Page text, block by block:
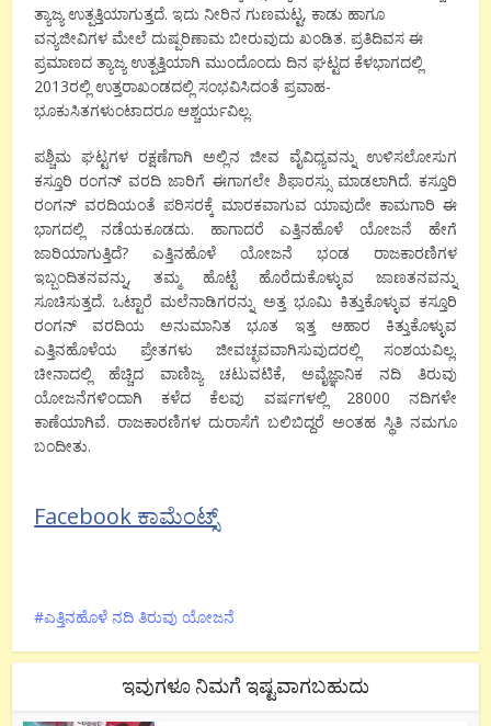
ತ್ಯಾಜ್ಯ ಉತ್ಪತ್ತಿಯಾಗುತ್ತದೆ. ಇದು ನೀರಿನ ಗುಣಮಟ್ಟ, ಕಾಡು ಹಾಗೂ
ವನ್ಯಜೀವಿಗಳ ಮೇಲೆ ದುಷ್ಪರಿಣಾಮ ಬೀರುವುದು ಖಂಡಿತ. ಪ್ರತಿದಿವಸ ಈ
ಪ್ರಮಾಣದ ತ್ಯಾಜ್ಯ ಉತ್ಪತ್ತಿಯಾಗಿ ಮುಂದೊಂದು ದಿನ ಘಟ್ಟದ ಕೆಳಭಾಗದಲ್ಲಿ
2013ರಲ್ಲಿ ಉತ್ತರಾಖಂಡದಲ್ಲಿ ಸಂಭವಿಸಿದಂತೆ ಪ್ರವಾಹ-
ಭೂಕುಸಿತಗಳುಂಟಾದರೂ ಆಶ್ಚರ್ಯವಿಲ್ಲ.
ಪಶ್ಚಿಮ ಘಟ್ಟಗಳ ರಕ್ಷಣೆಗಾಗಿ ಅಲ್ಲಿನ ಜೀವ ವೈವಿಧ್ಯವನ್ನು ಉಳಿಸಲೋಸುಗ
ಕಸ್ತೂರಿ ರಂಗನ್ ವರದಿ ಜಾರಿಗೆ ಈಗಾಗಲೇ ಶಿಫಾರಸ್ಸು ಮಾಡಲಾಗಿದೆ. ಕಸ್ತೂರಿ
ರಂಗನ್ ವರದಿಯಂತೆ ಪರಿಸರಕ್ಕೆ ಮಾರಕವಾಗುವ ಯಾವುದೇ ಕಾಮಗಾರಿ ಈ
ಭಾಗದಲ್ಲಿ ನಡೆಯಕೂಡದು. ಹಾಗಾದರೆ ಎತ್ತಿನಹೊಳೆ ಯೋಜನೆ ಹೇಗೆ
ಜಾರಿಯಾಗುತ್ತಿದೆ? ಎತ್ತಿನಹೊಳೆ ಯೋಜನೆ ಭಂಡ ರಾಜಕಾರಣಿಗಳ
ಇಬ್ಬಂದಿತನವನ್ನು, ತಮ್ಮ ಹೊಟ್ಟೆ ಹೊರೆದುಕೊಳ್ಳುವ ಜಾಣತನವನ್ನು
ಸೂಚಿಸುತ್ತದೆ. ಒಟ್ಟಾರೆ ಮಲೆನಾಡಿಗರನ್ನು ಅತ್ತ ಭೂಮಿ ಕಿತ್ತುಕೊಳ್ಳುವ ಕಸ್ತೂರಿ
ರಂಗನ್ ವರದಿಯ ಅನುಮಾನಿತ ಭೂತ ಇತ್ತ ಆಹಾರ ಕಿತ್ತುಕೊಳ್ಳುವ
ಎತ್ತಿನಹೊಳೆಯ ಪ್ರೇತಗಳು ಜೀವಚ್ಛವವಾಗಿಸುವುದರಲ್ಲಿ ಸಂಶಯವಿಲ್ಲ.
ಚೀನಾದಲ್ಲಿ ಹೆಚ್ಚಿದ ವಾಣಿಜ್ಯ ಚಟುವಟಿಕೆ, ಅವೈಜ್ಞಾನಿಕ ನದಿ ತಿರುವು
ಯೋಜನೆಗಳಿಂದಾಗಿ ಕಳೆದ ಕೆಲವು ವರ್ಷಗಳಲ್ಲಿ 28000 ನದಿಗಳೇ
ಕಾಣೆಯಾಗಿವೆ. ರಾಜಕಾರಣಿಗಳ ದುರಾಸೆಗೆ ಬಲಿಬಿದ್ದರೆ ಅಂತಹ ಸ್ಥಿತಿ ನಮಗೂ
ಬಂದೀತು.
Facebook ಕಾಮೆಂಟ್ಸ್
ಎತ್ತಿನಹೊಳೆ ನದಿ ತಿರುವು ಯೋಜನೆ
ಇವುಗಳೂ ನಿಮಗೆ ಇಷ್ಟವಾಗಬಹುದು